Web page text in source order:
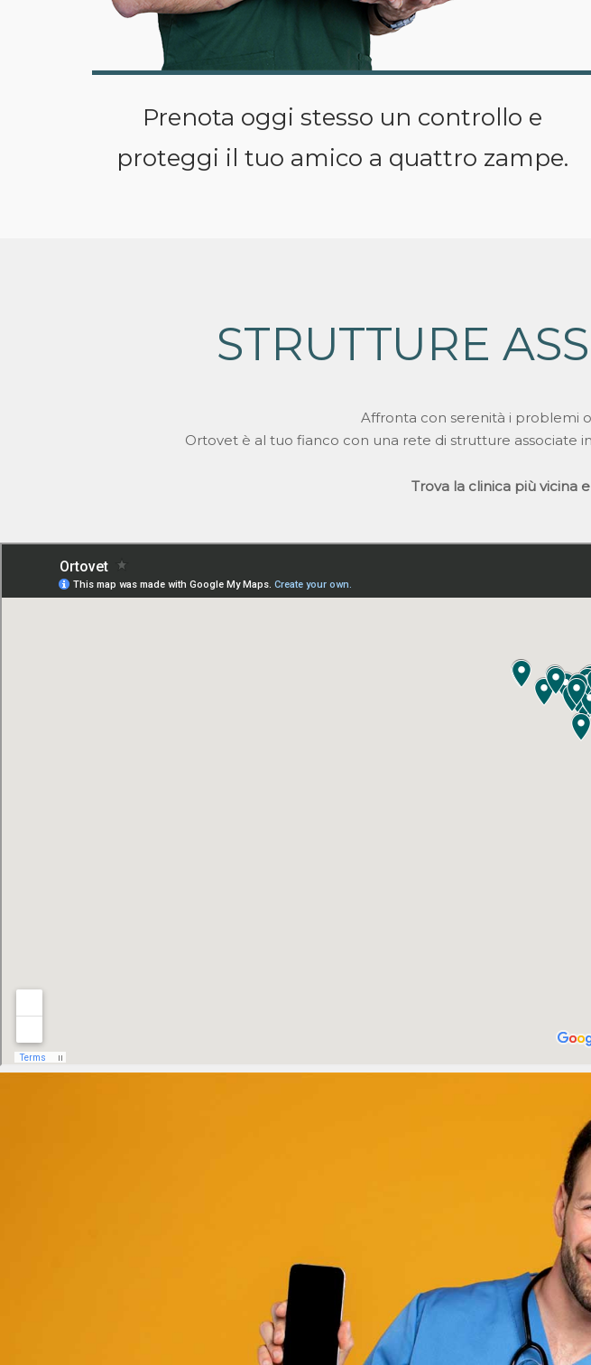
Prenota oggi stesso un controllo e
proteggi il tuo amico a quattro zampe.
STRUTTURE
Affronta con serenità i problemi
Ortovet è al tuo fianco con una rete di strutture associate
Trova la clinica più vicina